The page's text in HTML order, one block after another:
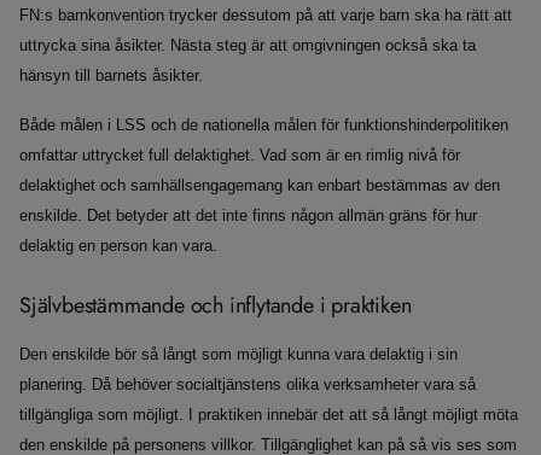
FN:s barnkonvention trycker dessutom på att varje barn ska ha rätt att
uttrycka sina åsikter. Nästa steg är att omgivningen också ska ta
hänsyn till barnets åsikter.
Både målen i LSS och de nationella målen för funktionshinderpolitiken
omfattar uttrycket full delaktighet. Vad som är en rimlig nivå för
delaktighet och samhällsengagemang kan enbart bestämmas av den
enskilde. Det betyder att det inte finns någon allmän gräns för hur
delaktig en person kan vara.
Självbestämmande och inflytande i praktiken
Den enskilde bör så långt som möjligt kunna vara delaktig i sin
planering. Då behöver socialtjänstens olika verksamheter vara så
tillgängliga som möjligt. I praktiken innebär det att så långt möjligt möta
den enskilde på personens villkor. Tillgänglighet kan på så vis ses som